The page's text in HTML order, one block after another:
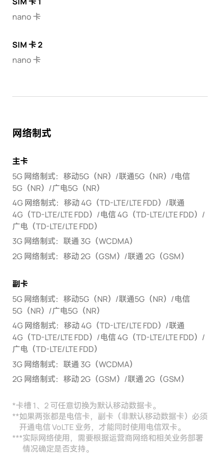
nano 卡
SIM 卡 2
nano 卡
网络制式
主卡
5G 网络制式：移动5G（NR）/联通5G（NR）/电信
5G（NR）/广电5G（NR）
4G 网络制式：移动 4G（TD-LTE/LTE FDD）/联通
4G（TD-LTE/LTE FDD）/电信 4G（TD-LTE/LTE FDD）/
广电（TD-LTE/LTE FDD）
3G 网络制式：联通 3G（WCDMA）
2G 网络制式：移动 2G（GSM）/联通 2G（GSM）
副卡
5G 网络制式：移动5G（NR）/联通5G（NR）/电信
5G（NR）/广电5G（NR）
4G 网络制式：移动 4G（TD-LTE/LTE FDD）/联通
4G（TD-LTE/LTE FDD）/电信 4G（TD-LTE/LTE FDD）/
广电（TD-LTE/LTE FDD）
3G 网络制式：联通 3G（WCDMA）
2G 网络制式：移动 2G（GSM）/联通 2G（GSM）
*卡槽 1、2 可任意切换为默认移动数据卡。
**如果两张都是电信卡，副卡（非默认移动数据卡）必须
开通电信 VoLTE 业务，才能同时使用电信双卡。
***实际网络使用，需要根据运营商网络和相关业务部署
情况确定是否支持。